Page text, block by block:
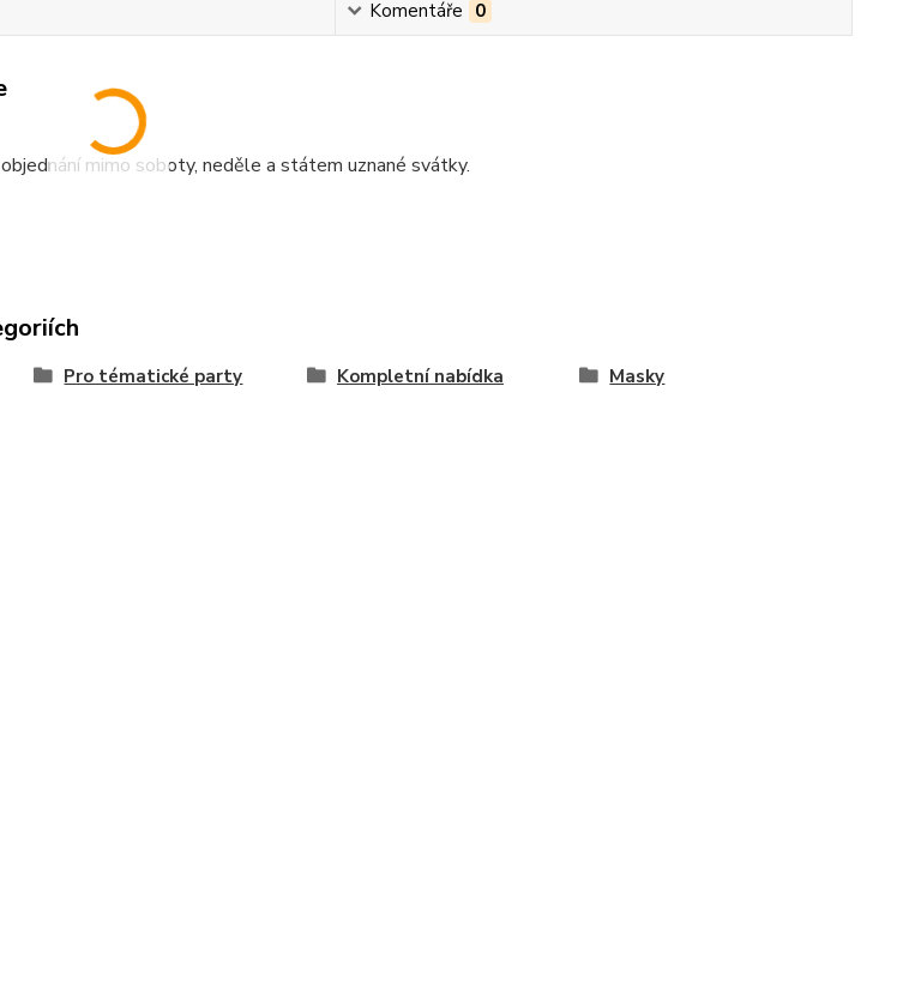
Komentáře 0
mimo soboty, neděle a státem uznané svátky.
Pro tématické party Kompletní nabídka
Masky